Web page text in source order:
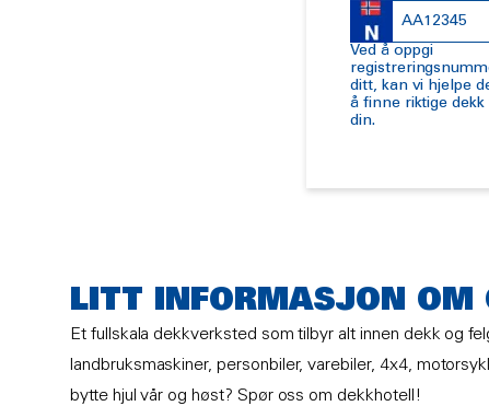
Ved å oppgi
ditt, kan vi hjelpe
å finne riktige dekk
din.
LITT INFORMASJON OM
Et fullskala dekkverksted som tilbyr alt innen dekk og
landbruksmaskiner, personbiler, varebiler, 4x4,
bytte hjul vår og høst? Spør oss om dekkhotell!